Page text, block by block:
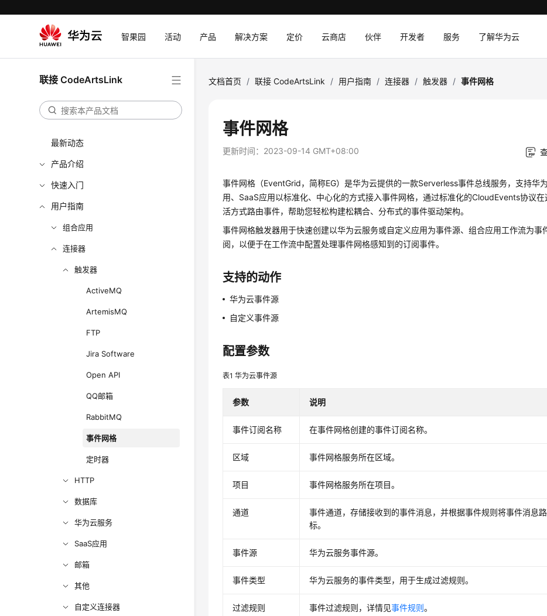
智果园 活动 产品 解决方案 定价 云商店 伙伴 开发者 服务 了解华为云
联接 CodeArtsLink
最新动态
产品介绍
快速入门
用户指南
组合应用
连接器
触发器
ActiveMQ
ArtemisMQ
FTP
Jira Software
Open API
QQ邮箱
RabbitMQ
事件网格
定时器
HTTP
数据库
华为云服务
SaaS应用
邮箱
其他
自定义连接器
文档首页 / 联接 CodeArtsLink / 用户指南 / 连接器 / 触发器 / 事件网格
事件网格
更新时间： 2023-09-14 GMT+08:00
事件网格（EventGrid，简称EG）是华为云提供的一款Serverless事件总线服务，支持华
用、SaaS应用以标准化、中心化的方式接入事件网格，通过标准化的CloudEvents协议在
活方式路由事件，帮助您轻松构建松耦合、分布式的事件驱动架构。
事件网格触发器用于快速创建以华为云服务或自定义应用为事件源、组合应用工作流为事
阅，以便于在工作流中配置处理事件网格感知到的订阅事件。
支持的动作
华为云事件源
自定义事件源
配置参数
表1华为云事件源
参数 说明
事件订阅名称 在事件网格创建的事件订阅名称。
区域 事件网格服务所在区域。
项目 事件网格服务所在项目。
通道
事件通道，存储接收到的事件消息，并根据事件规则将事件消息
标。
事件源 华为云服务事件源。
事件类型 华为云服务的事件类型，用于生成过滤规则。
过滤规则 事件过滤规则，详情见事件规则。